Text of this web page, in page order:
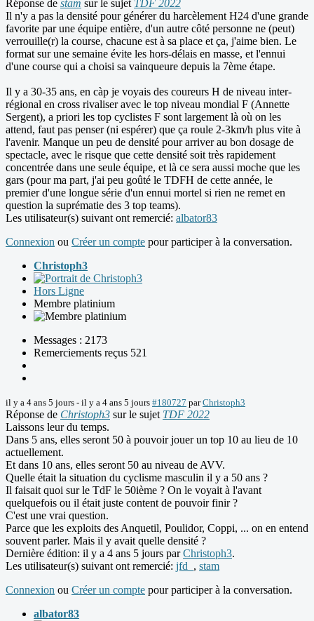
Réponse de stam sur le sujet TDF 2022
Il n'y a pas la densité pour générer du harcèlement H24 d'une grande
favorite par une équipe entière, d'un autre côté personne ne (peut)
verrouille(r) la course, chacune est à sa place et ça, j'aime bien. Le
format sur une semaine évite les hors-délais en masse, et l'ennui
d'une course qui a choisi sa vainqueure depuis la 7ème étape.
Il y a 30-35 ans, en càp je voyais des coureurs H de niveau inter-
régional en cross rivaliser avec le top niveau mondial F (Annette
Sergent), a priori les top cyclistes F sont largement là où on les
attend, faut pas penser (ni espérer) que ça roule 2-3km/h plus vite à
l'avenir. Manque un peu de densité pour arriver au bon dosage de
spectacle, avec le risque que cette densité soit très rapidement
concentrée dans une seule équipe, et là ce sera aussi moche que les
gars (pour ma part, j'ai peu goûté le TDFH de cette année, le
premier d'une longue série d'un ennui mortel si rien ne remet en
question la suprématie des 3 top teams).
Les utilisateur(s) suivant ont remercié: albator83
Connexion ou Créer un compte pour participer à la conversation.
Christoph3
Hors Ligne
Membre platinium
Messages : 2173
Remerciements reçus 521
il y a 4 ans 5 jours - il y a 4 ans 5 jours #180727 parChristoph3
Réponse de Christoph3 sur le sujet TDF 2022
Laissons leur du temps.
Dans 5 ans, elles seront 50 à pouvoir jouer un top 10 au lieu de 10
actuellement.
Et dans 10 ans, elles seront 50 au niveau de AVV.
Quelle était la situation du cyclisme masculin il y a 50 ans ?
Il faisait quoi sur le TdF le 50ième ? On le voyait à l'avant
quelquefois ou il était juste content de pouvoir finir ?
C'est une vrai question.
Parce que les exploits des Anquetil, Poulidor, Coppi, ... on en entend
souvent parler. Mais il y avait quelle densité ?
Dernière édition: il y a 4 ans 5 jours parChristoph3.
Les utilisateur(s) suivant ont remercié: jfd_ , stam
Connexion ou Créer un compte pour participer à la conversation.
albator83